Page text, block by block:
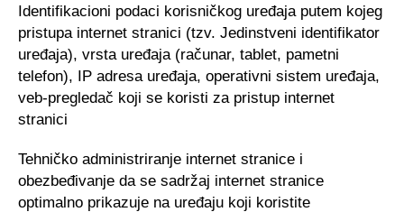
Identifikacioni podaci korisničkog uređaja putem kojeg
pristupa internet stranici (tzv. Jedinstveni identifikator
uređaja), vrsta uređaja (računar, tablet, pametni
telefon), IP adresa uređaja, operativni sistem uređaja,
veb-pregledač koji se koristi za pristup internet
stranici
Tehničko administriranje internet stranice i
obezbeđivanje da se sadržaj internet stranice
optimalno prikazuje na uređaju koji koristite